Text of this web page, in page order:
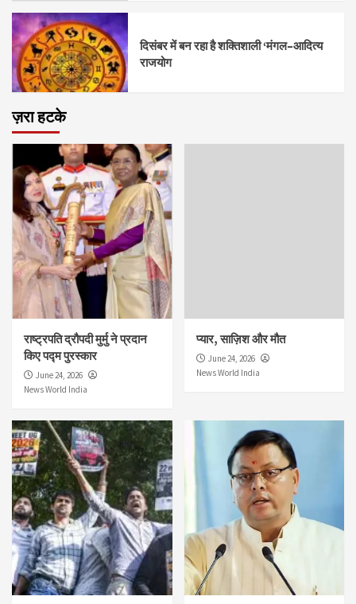
दिसंबर में बन रहा है शक्तिशाली ‘मंगल–आदित्य
राजयोग
ज़रा हटके
राष्ट्रपति द्रौपदी मुर्मु ने प्रदान
किए पद्म पुरस्कार
June 24, 2026
News World India
प्यार, साज़िश और मौत
June 24, 2026
News World India